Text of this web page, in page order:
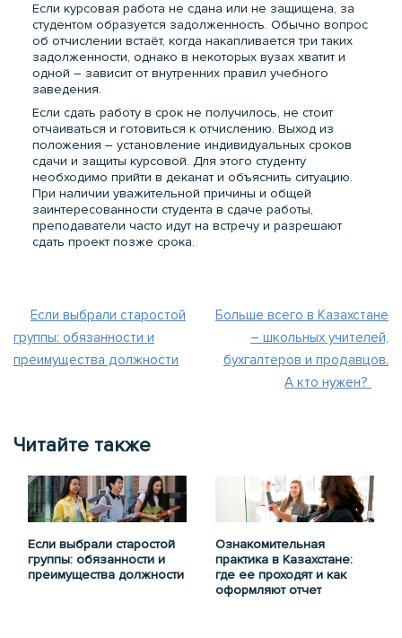
Если курсовая работа не сдана или не защищена, за
студентом образуется задолженность. Обычно вопрос
об отчислении встаёт, когда накапливается три таких
задолженности, однако в некоторых вузах хватит и
одной – зависит от внутренних правил учебного
заведения.
Если сдать работу в срок не получилось, не стоит
отчаиваться и готовиться к отчислению. Выход из
положения – установление индивидуальных сроков
сдачи и защиты курсовой. Для этого студенту
необходимо прийти в деканат и объяснить ситуацию.
При наличии уважительной причины и общей
заинтересованности студента в сдаче работы,
преподаватели часто идут на встречу и разрешают
сдать проект позже срока.
Если выбрали старостой
группы: обязанности и
преимущества должности
Больше всего в Казахстане
– школьных учителей,
бухгалтеров и продавцов.
А кто нужен?
Читайте также
Если выбрали старостой
группы: обязанности и
преимущества должности
Ознакомительная
практика в Казахстане:
где ее проходят и как
оформляют отчет